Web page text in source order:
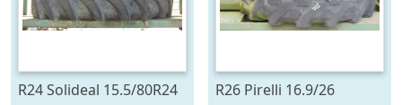
R24 Solideal 15.5/80R24
R26 Pirelli 16.9/26